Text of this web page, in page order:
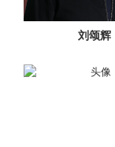
刘颂辉